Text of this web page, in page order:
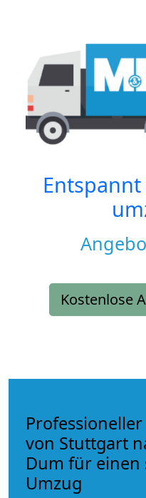
Kostenlose
von Stuttgart
Dum für einen
Umzug